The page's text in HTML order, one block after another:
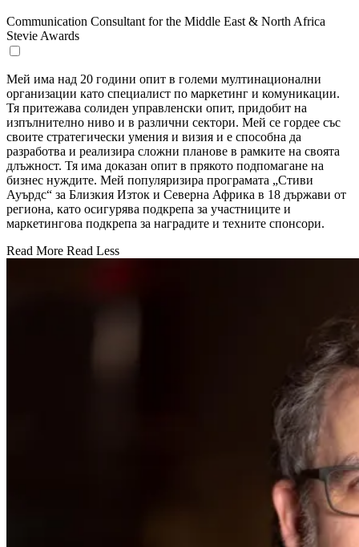
Communication Consultant for the Middle East & North Africa
Stevie Awards
Мей има над 20 години опит в големи мултинационални
организации като специалист по маркетинг и комуникации.
Тя притежава солиден управленски опит, придобит на
изпълнително ниво и в различни сектори. Мей се гордее със
своите стратегически умения и визия и е способна да
разработва и реализира сложни планове в рамките на своята
длъжност. Тя има доказан опит в прякото подпомагане на
бизнес нуждите. Мей популяризира програмата „Стиви
Ауърдс“ за Близкия Изток и Северна Африка в 18 държави от
региона, като осигурява подкрепа за участниците и
маркетингова подкрепа за наградите и техните спонсори.
Read More Read Less